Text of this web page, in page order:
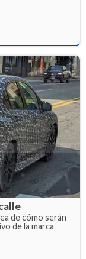
de cómo serán
de la marca